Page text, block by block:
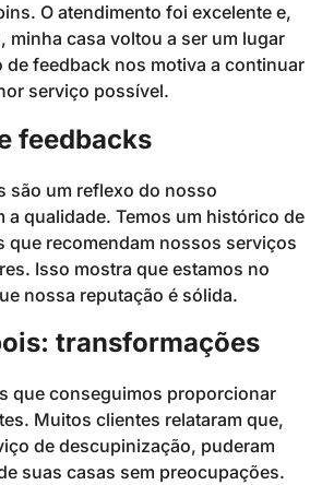
O atendimento foi excelente e,
minha casa voltou a ser um lugar
de feedback nos motiva a continuar
serviço possível.
feedbacks
são um reflexo do nosso
a qualidade. Temos um histórico de
que recomendam nossos serviços
Isso mostra que estamos no
nossa reputação é sólida.
transformações
que conseguimos proporcionar
Muitos clientes relataram que,
de descupinização, puderam
suas casas sem preocupações.